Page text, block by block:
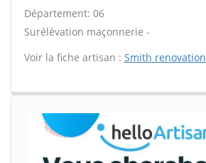
Département: 06
Surélévation maçonnerie -
Voir la fiche artisan : Smith renovation